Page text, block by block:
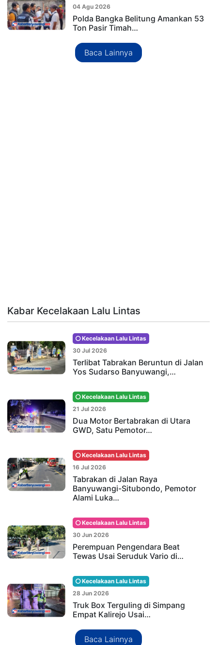
04 Agu 2026
Polda Bangka Belitung Amankan 53
Ton Pasir Timah…
Baca Lainnya
Kabar Kecelakaan Lalu Lintas
Kecelakaan Lalu Lintas
30 Jul 2026
Terlibat Tabrakan Beruntun di Jalan
Yos Sudarso Banyuwangi,…
Kecelakaan Lalu Lintas
21 Jul 2026
Dua Motor Bertabrakan di Utara
GWD, Satu Pemotor…
Kecelakaan Lalu Lintas
16 Jul 2026
Tabrakan di Jalan Raya
Banyuwangi-Situbondo, Pemotor
Alami Luka…
Kecelakaan Lalu Lintas
30 Jun 2026
Perempuan Pengendara Beat
Tewas Usai Seruduk Vario di…
Kecelakaan Lalu Lintas
28 Jun 2026
Truk Box Terguling di Simpang
Empat Kalirejo Usai…
Baca Lainnya